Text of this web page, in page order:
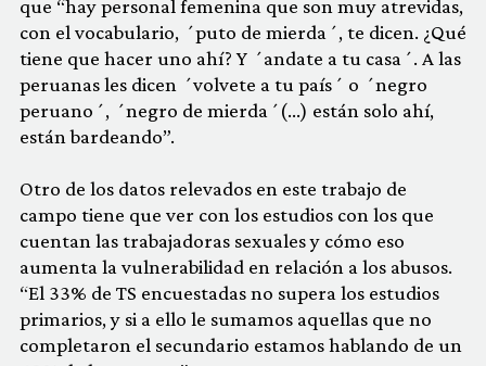
que “hay personal femenina que son muy atrevidas,
con el vocabulario, ´puto de mierda´, te dicen. ¿Qué
tiene que hacer uno ahí? Y ´andate a tu casa´. A las
peruanas les dicen ´volvete a tu país´ o ´negro
peruano´, ´negro de mierda´(…) están solo ahí,
están bardeando”.
Otro de los datos relevados en este trabajo de
campo tiene que ver con los estudios con los que
cuentan las trabajadoras sexuales y cómo eso
aumenta la vulnerabilidad en relación a los abusos.
“El 33% de TS encuestadas no supera los estudios
primarios, y si a ello le sumamos aquellas que no
completaron el secundario estamos hablando de un